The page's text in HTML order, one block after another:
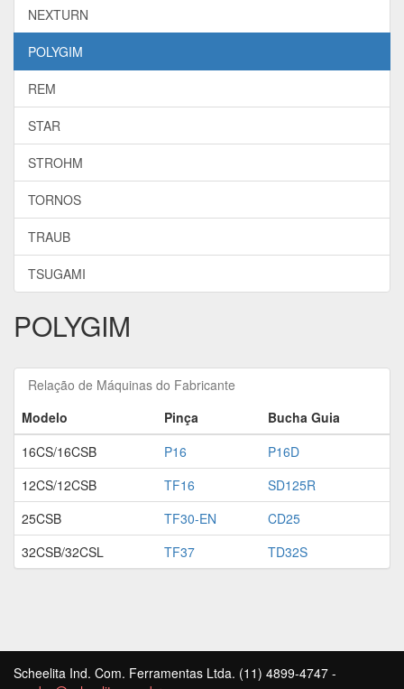
NEXTURN
POLYGIM
REM
STAR
STROHM
TORNOS
TRAUB
TSUGAMI
POLYGIM
Relação de Máquinas do Fabricante
Modelo
Pinça
Bucha Guia
16CS/16CSB
P16
P16D
12CS/12CSB
TF16
SD125R
25CSB
TF30-EN
CD25
32CSB/32CSL
TF37 TD32S
Scheelita Ind. Com. Ferramentas Ltda. (11) 4899-4747 -